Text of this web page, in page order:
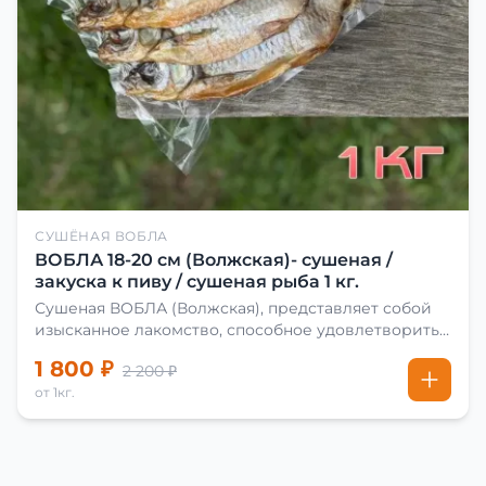
СУШЁНАЯ ВОБЛА
ВОБЛА 18-20 см (Волжская)- сушеная /
закуска к пиву / сушеная рыба 1 кг.
Сушеная ВОБЛА (Волжская), представляет собой
изысканное лакомство, способное удовлетворить
сделать вяленую воблу, её сначала хорошо солят.
Для этого используют старые рецепты и
современные способы. Благодаря этому рыба
1 800 ₽ 2 200 ₽
от 1кг.